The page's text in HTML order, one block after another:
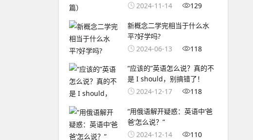
2024-11-14
129
新概念二学完相当于什么水
平?好学吗?
2024-06-13
118
“应该的”英语怎么说？真的不
是 I should，别搞错了！
2024-12-17
118
“用俄语解开疑惑：英语中‘爸
爸’怎么说？”
2024-12-14
110